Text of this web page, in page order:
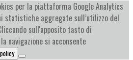
per la piattaforma Google Analytics
statistiche aggregate sull’utilizzo del
sull'apposito tasto di
navigazione si acconsente